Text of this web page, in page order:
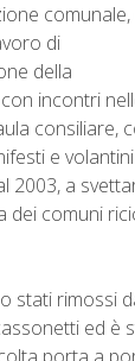
di
della
incontri
consiliare,
e
2003, a
dei comuni
stati rimossi
ed è